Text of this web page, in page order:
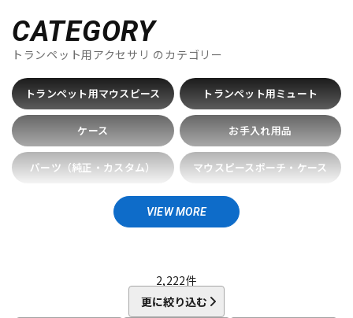
キーボード
管楽器 その他楽器
アンプ エフェクター
DTM
DTM オンライン納品
Alfred Lupot
ALISYN Anfree
Antoine Courtois
ARB
B
B.AIR B.Tilz Bach BAGS BAM
Beaumont
Beechler
Berg Larsen BERP Besson
BEST BRASS
BG
BIRD STRAP BLUE JUICE
Bob Reeves
Bobby Dukoff
Boveda Brancher
Brand
Brass Lab.MOMO
Brasspire Brasspire Unicorn
Bremner
BRESLMAIR
Brilhart Brio BROPRO BSC
Buescher
buzz
C.G.CONN Cadeson
Dave Guardala
EDDIE DANIELS
CATEGORY
トランペット用アクセサリ のカテゴリー
トランペット用マウスピース トランペット用ミュート
ケース お手入れ用品
パーツ（純正・カスタム） マウスピースポーチ・ケース
プロテクター VIEW MORE
2,222件
更に絞り込む